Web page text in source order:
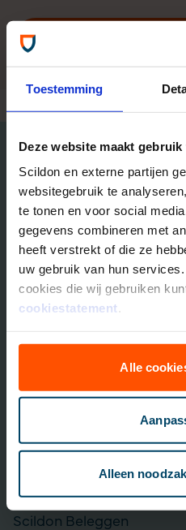
Toestemming
Deze website maakt
Scildon en externe partijen
websitegebruik te
te tonen en voor social
gegevens combineren met
heeft verstrekt of die ze
uw gebruik van hun
cookies die wij gebruiken
cookiestatement.
Alle
Alleen
Algemene
Tel: 035 - 625 25 25
Neem contact met ons op
Scildon Lifestyle ORV
Lifestyle Hypotheek ORV
Scildon
Vergelijk
Lijfrente opbouwen
Particulier Pensioen Plan
Scildon Beleggen